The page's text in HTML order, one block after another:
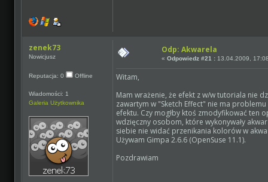
zenek73
Nowicjusz
Reputacja: 0 Offline
Wiadomości: 1
Galeria Użytkownika
Odp: Akwarela
«Odpowiedz #21 : 13.04.2009,
Witam,
Mam wrażenie, że efekt z w/w tutoriala nie
zawartym w "Sketch Effect" nie ma
efektu. Czy mogłby ktoś zmodyfikować ten
wdzięczny osobom, które wykonywały
siebie nie widać przenikania kolorów w
Używam Gimpa 2.6.6 (OpenSuse 11.1).
Pozdrawiam